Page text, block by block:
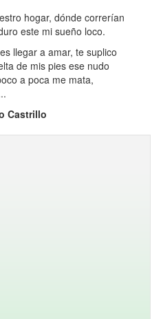
hogar, dónde correrían
este mi sueño loco.
llegar a amar, te suplico
de mis pies ese nudo
a poca me mata,
Castrillo